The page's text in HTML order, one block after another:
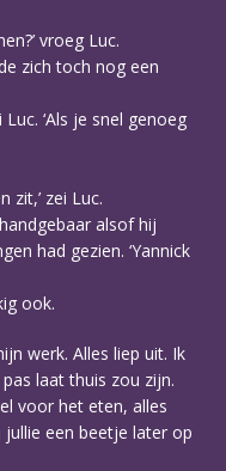
vroeg Luc.
zich toch nog een
‘Als je snel genoeg
zit,’ zei Luc.
alsof hij
had gezien. ‘Yannick
ook.
werk. Alles liep uit. Ik
laat thuis zou zijn.
voor het eten, alles
jullie een beetje later op